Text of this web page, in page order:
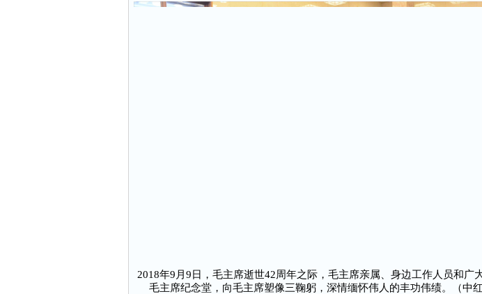
2018年9月9日，毛主席逝世42周年之际，毛主席亲属、身边工作人员和广
毛主席纪念堂，向毛主席塑像三鞠躬，深情缅怀伟人的丰功伟绩。（中红